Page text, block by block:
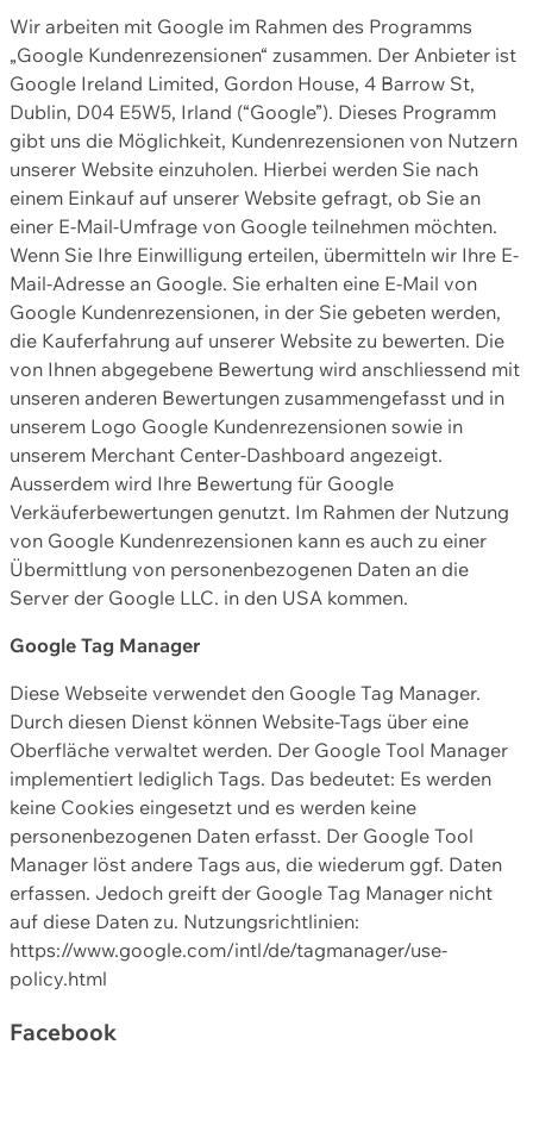
Wir arbeiten mit Google im Rahmen des Programms
„Google Kundenrezensionen“ zusammen. Der Anbieter ist
Google Ireland Limited, Gordon House, 4 Barrow St,
Dublin, D04 E5W5, Irland (“Google”). Dieses Programm
gibt uns die Möglichkeit, Kundenrezensionen von Nutzern
unserer Website einzuholen. Hierbei werden Sie nach
einem Einkauf auf unserer Website gefragt, ob Sie an
einer E-Mail-Umfrage von Google teilnehmen möchten.
Wenn Sie Ihre Einwilligung erteilen, übermitteln wir Ihre E-
Mail-Adresse an Google. Sie erhalten eine E-Mail von
Google Kundenrezensionen, in der Sie gebeten werden,
die Kauferfahrung auf unserer Website zu bewerten. Die
von Ihnen abgegebene Bewertung wird anschliessend mit
unseren anderen Bewertungen zusammengefasst und in
unserem Logo Google Kundenrezensionen sowie in
unserem Merchant Center-Dashboard angezeigt.
Ausserdem wird Ihre Bewertung für Google
Verkäuferbewertungen genutzt. Im Rahmen der Nutzung
von Google Kundenrezensionen kann es auch zu einer
Übermittlung von personenbezogenen Daten an die
Server der Google LLC. in den USA kommen.
Google Tag Manager
Diese Webseite verwendet den Google Tag Manager.
Durch diesen Dienst können Website-Tags über eine
Oberfläche verwaltet werden. Der Google Tool Manager
implementiert lediglich Tags. Das bedeutet: Es werden
keine Cookies eingesetzt und es werden keine
personenbezogenen Daten erfasst. Der Google Tool
Manager löst andere Tags aus, die wiederum ggf. Daten
erfassen. Jedoch greift der Google Tag Manager nicht
auf diese Daten zu. Nutzungsrichtlinien:
https://www.google.com/intl/de/tagmanager/use-
policy.html
Facebook